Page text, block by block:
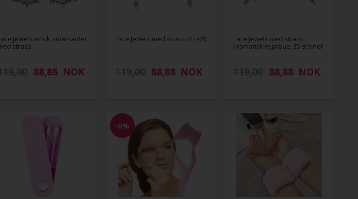
Jewels ansiktsdiamanter
strass
88,88 NOK
Face Jewels med strass (YT-01)
88,88 NOK
Face Jewels med strass,
kromatisk regnbue, 35 steiner
88,88 NOK
-0%